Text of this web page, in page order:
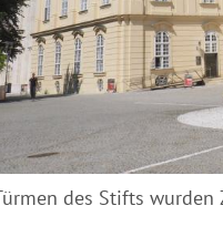
des Stifts